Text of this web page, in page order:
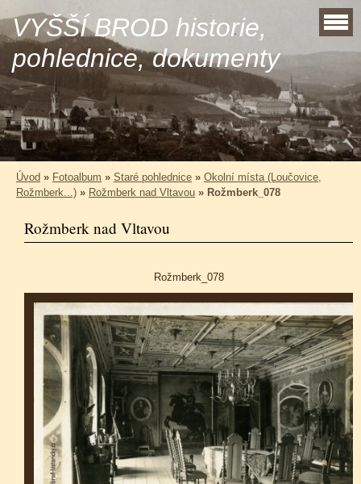
VYŠŠÍ BROD historie,
pohlednice, dokumenty
Úvod » Fotoalbum » Staré pohlednice » Okolní místa (Loučovice,
Rožmberk...) » Rožmberk nad Vltavou » Rožmberk_078
Rožmberk nad Vltavou
Rožmberk_078